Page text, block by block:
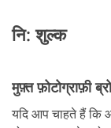
नि: शुल्क
मुफ़्त फ़ोटोग्राफ़ी
यदि आप चाहते हैं कि